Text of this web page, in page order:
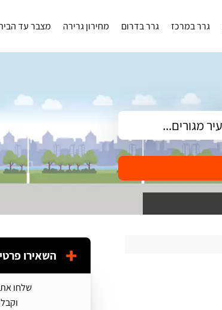
גרר במרכז גרר בדרום מחירון גרירה מצבר עד
השאירו
שלחו